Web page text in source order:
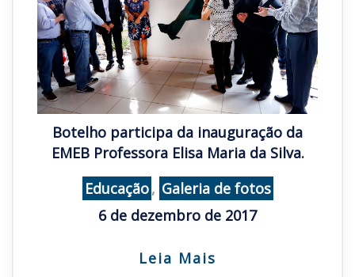
Botelho participa da inauguração da
EMEB Professora Elisa Maria da Silva.
Educação, Galeria de fotos
6 de dezembro de 2017
Leia Mais